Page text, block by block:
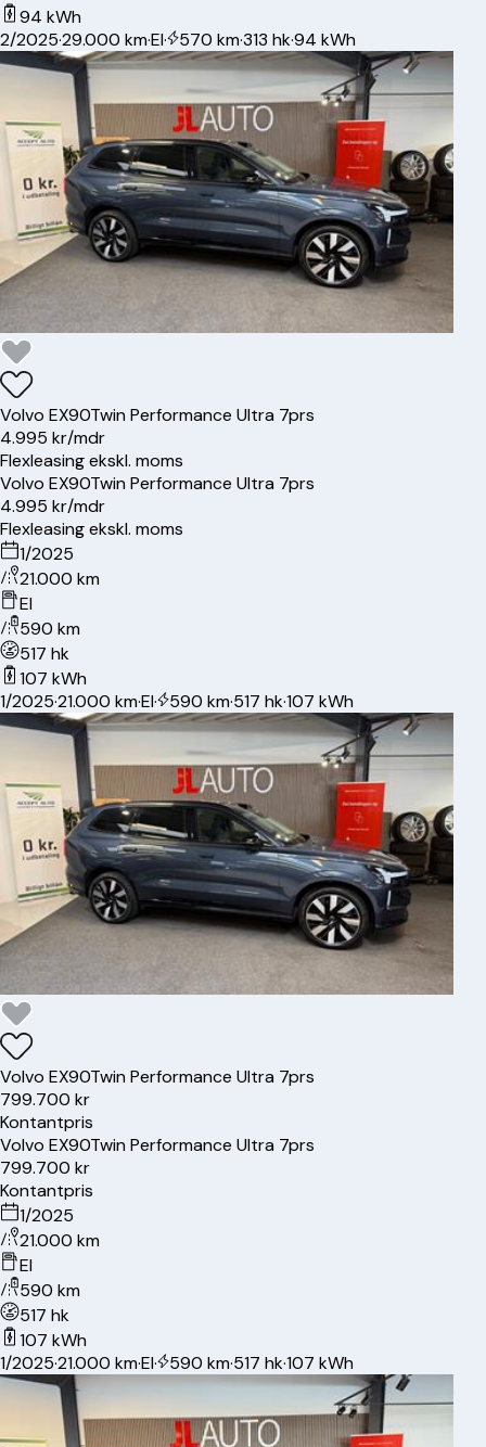
94 kWh
2/2025·29.000 km·El· 570 km·313 hk·94 kWh
Volvo EX90Twin Performance Ultra 7prs
4.995 kr/mdr
Flexleasing ekskl. moms
Volvo EX90Twin Performance Ultra 7prs
4.995 kr/mdr
Flexleasing ekskl. moms
1/2025
21.000 km
El
590 km
517 hk
107 kWh
1/2025·21.000 km·El· 590 km·517 hk·107 kWh
Volvo EX90Twin Performance Ultra 7prs
799.700 kr
Kontantpris
Volvo EX90Twin Performance Ultra 7prs
799.700 kr
Kontantpris
1/2025
21.000 km
El
590 km
517 hk
107 kWh
1/2025·21.000 km·El· 590 km·517 hk·107 kWh